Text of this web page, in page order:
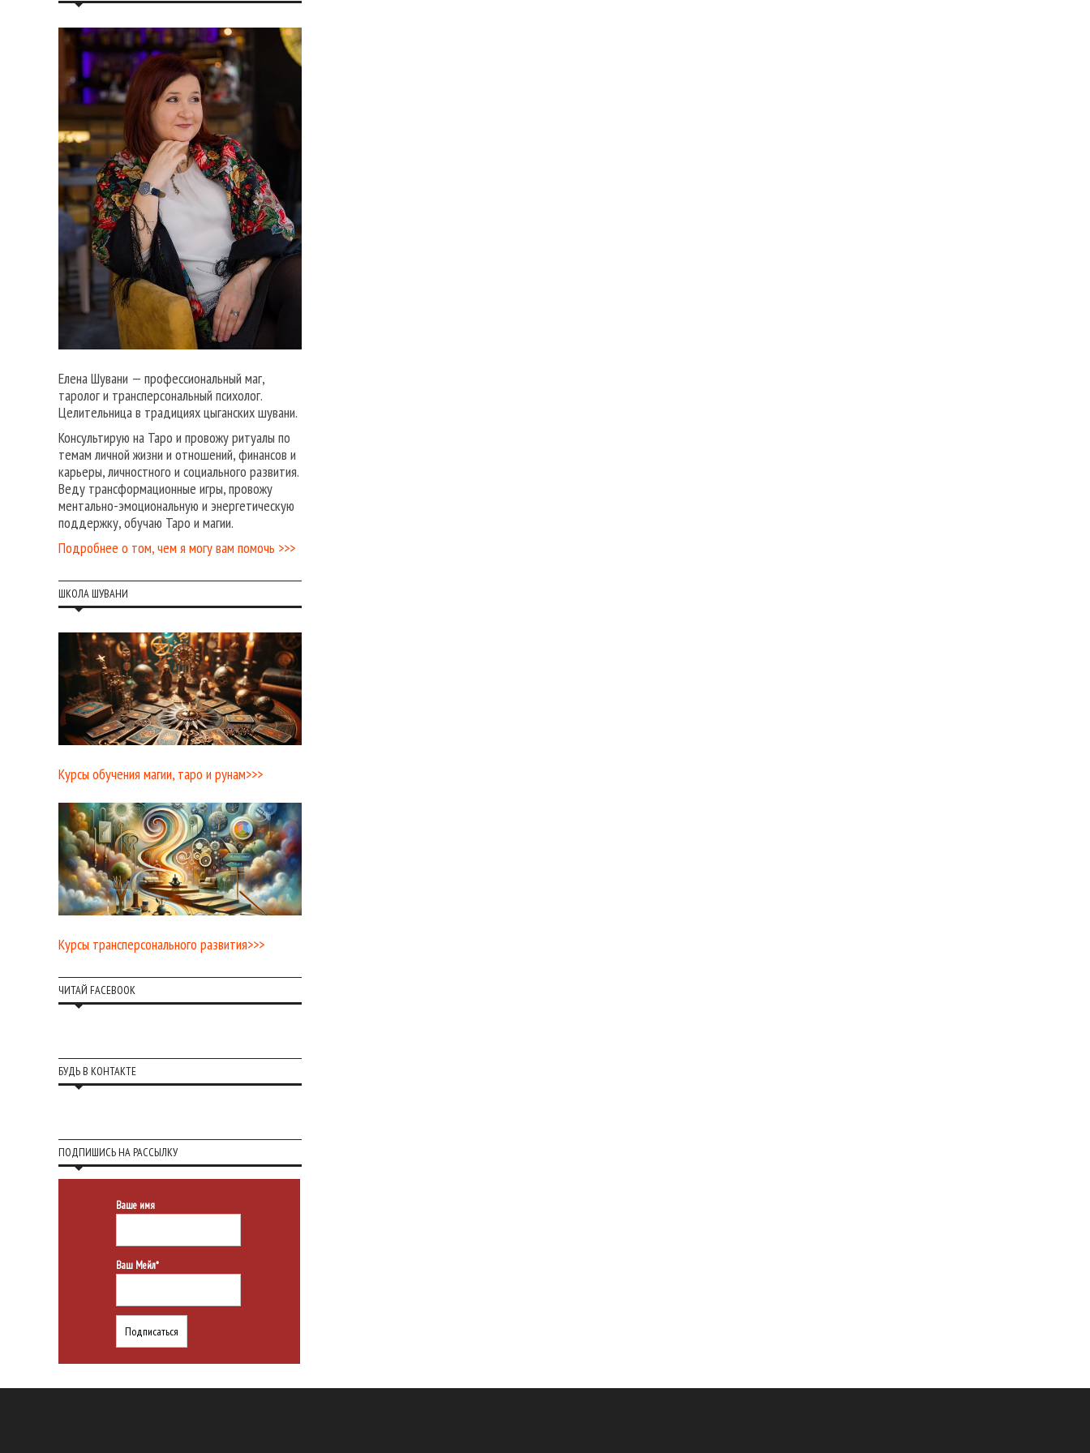
Елена Шувани — профессиональный маг,
таролог и трансперсональный психолог.
Целительница в традициях цыганских шувани.
Консультирую на Таро и провожу ритуалы по
темам личной жизни и отношений, финансов и
карьеры, личностного и социального развития.
Веду трансформационные игры, провожу
ментально-эмоциональную и энергетическую
поддержку, обучаю Таро и магии.
Подробнее о том, чем я могу вам помочь >>>
ШКОЛА ШУВАНИ
Курсы обучения магии, таро и рунам>>>
Курсы трансперсонального развития>>>
ЧИТАЙ FACEBOOK
БУДЬ В КОНТАКТЕ
ПОДПИШИСЬ НА РАССЫЛКУ
Ваше имя
Ваш Мейл*